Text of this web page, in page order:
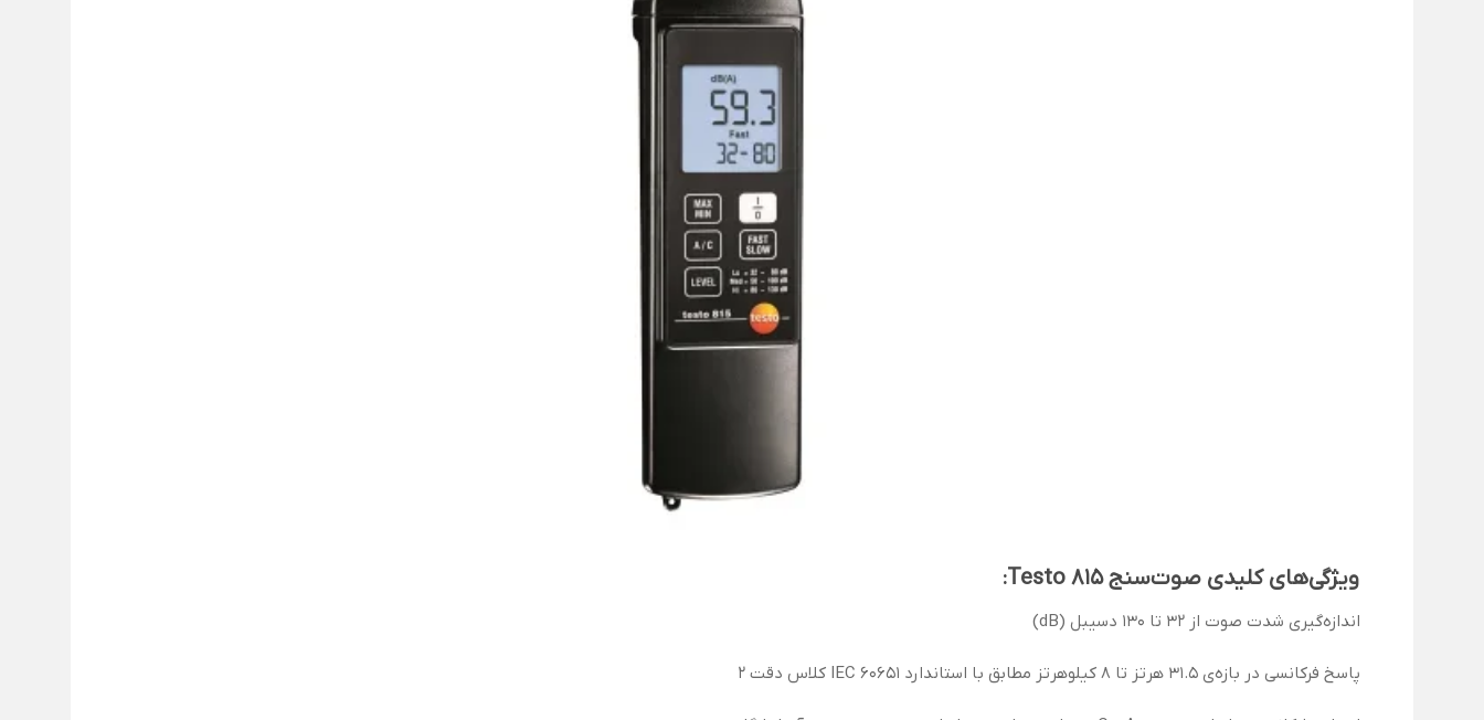
ویژگی‌های کلیدی صوت‌سنج Testo 815:
اندازه‌گیری شدت صوت از 32 تا 130 دسیبل (dB)
پاسخ فرکانسی در بازه‌ی 31.5 هرتز تا 8 کیلوهرتز مطابق با استاندارد IEC 60651 کلاس دقت 2